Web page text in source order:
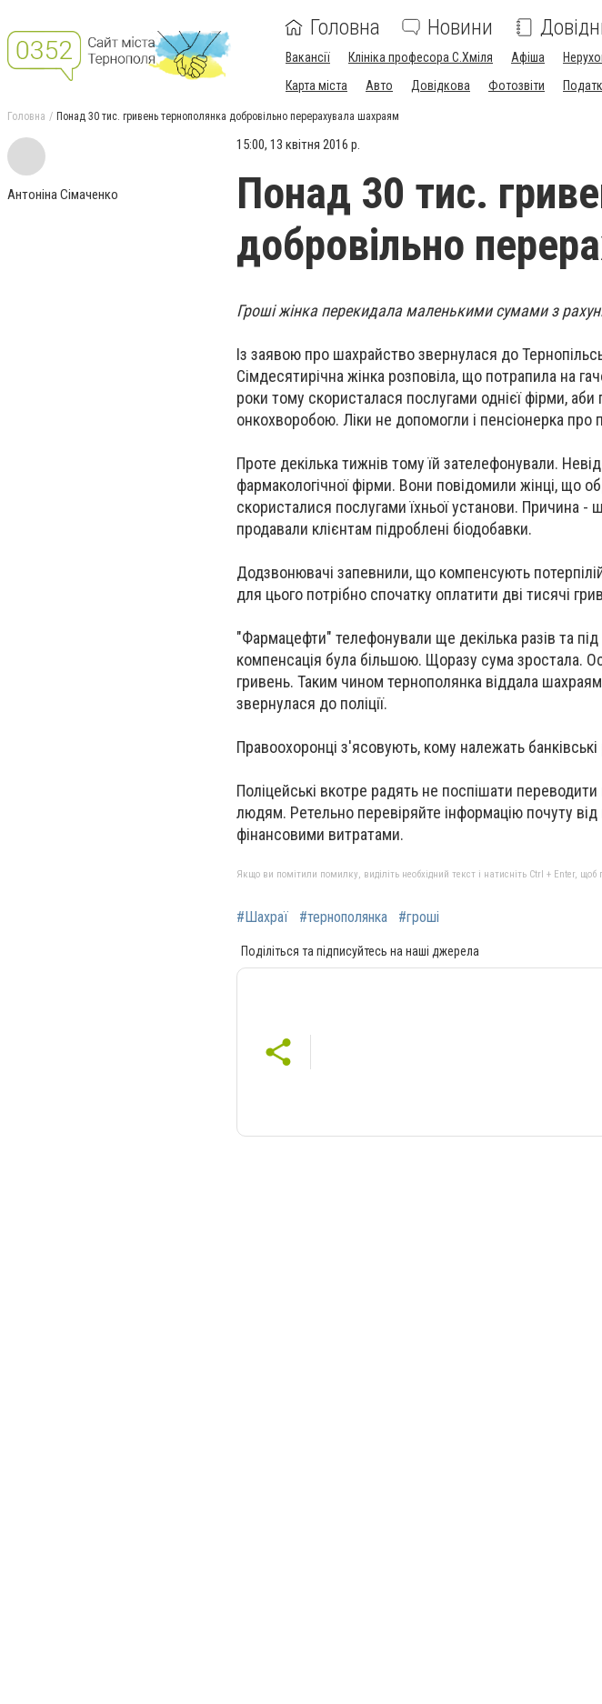
Головна Новини
Вакансії Клініка професора С.Хміля Афіша
Карта міста
Авто Довідкова Фотозвіти
Головна Понад 30 тис. гривень тернополянка добровільно перерахувала шахраям
Антоніна Сімаченко
15:00, 13 квітня 2016 р.
Понад 30 тис.
добровільно
Гроші жінка перекидала маленькими сумами з
Із заявою про шахрайство звернулася до
Сімдесятирічна жінка розповіла, що потрапила на
роки тому скористалася послугами однієї фірми,
онкохворобою. Ліки не допомогли і пенсіонерка про
Проте декілька тижнів тому їй зателефонували.
фармакологічної фірми. Вони повідомили жінці, що
скористалися послугами їхньої установи. Причина -
продавали клієнтам підроблені біодобавки.
Додзвонювачі запевнили, що компенсують
для цього потрібно спочатку оплатити дві тисячі
"Фармацефти" телефонували ще декілька разів та
компенсація була більшою. Щоразу сума зростала.
гривень. Таким чином тернополянка віддала
звернулася до поліції.
Правоохоронці з'ясовують, кому належать
Поліцейські вкотре радять не поспішати
людям. Ретельно перевіряйте інформацію почуту
фінансовими витратами.
Якщо ви помітили помилку, виділіть необхідний текст і натисніть Ctrl + Enter, щоб
#Шахраї #тернополянка #гроші
Поділіться та підписуйтесь на наші джерела